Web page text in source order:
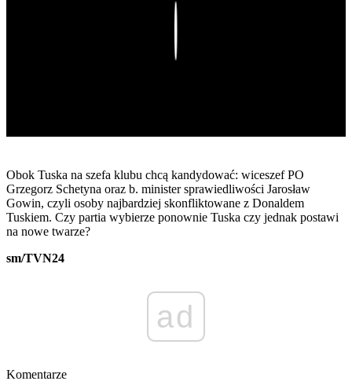
Obok Tuska na szefa klubu chcą kandydować: wiceszef PO
Grzegorz Schetyna oraz b. minister sprawiedliwości Jarosław
Gowin, czyli osoby najbardziej skonfliktowane z Donaldem
Tuskiem. Czy partia wybierze ponownie Tuska czy jednak postawi
na nowe twarze?
sm/TVN24
ad
Komentarze